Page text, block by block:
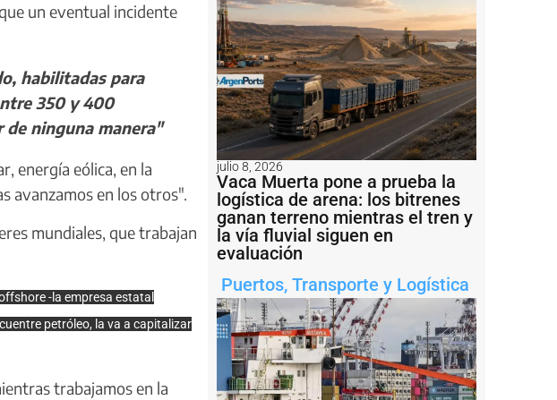
un eventual incidente
habilitadas para
350 y 400
ninguna manera"
energía eólica, en la
avanzamos en los otros".
mundiales, que trabajan
-la empresa estatal
petróleo, la va a capitalizar
trabajamos en la
julio 8, 2026
Vaca Muerta pone a prueba la
logística de arena: los bitrenes
ganan terreno mientras el tren y
la vía fluvial siguen en
evaluación
Puertos, Transporte y Logística